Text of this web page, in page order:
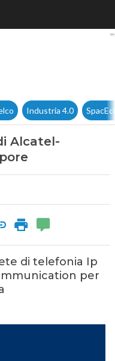
stelle di
Industria 4.0
Alcatel-
di telefonia Ip
per